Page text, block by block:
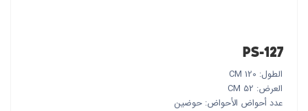
PS-127
الطول: 120 CM
العرض: 52 CM
عدد أحواض الأحواض: حوضين